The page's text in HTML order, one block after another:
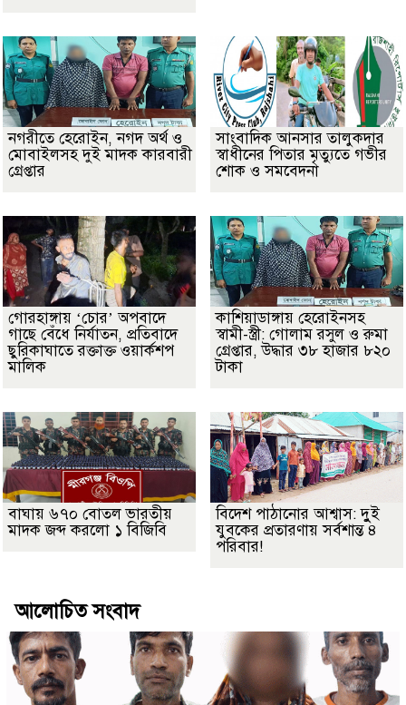
নগরীতে হেরোইন, নগদ অর্থ ও
মোবাইলসহ দুই মাদক কারবারী
গ্রেপ্তার
সাংবাদিক আনসার তালুকদার
স্বাধীনের পিতার মৃত্যুতে গভীর
শোক ও সমবেদনা
গোরহাঙ্গায় ‘চোর’ অপবাদে
গাছে বেঁধে নির্যাতন, প্রতিবাদে
ছুরিকাঘাতে রক্তাক্ত ওয়ার্কশপ
মালিক
কাশিয়াডাঙ্গায় হেরোইনসহ
স্বামী-স্ত্রী: গোলাম রসুল ও রুমা
গ্রেপ্তার, উদ্ধার ৩৮ হাজার ৮২০
টাকা
বাঘায় ৬৭০ বোতল ভারতীয়
মাদক জব্দ করলো ১ বিজিবি
বিদেশ পাঠানোর আশ্বাস: দুুই
যুবকের প্রতারণায় সর্বশান্ত ৪
পরিবার!
আলোচিত সংবাদ